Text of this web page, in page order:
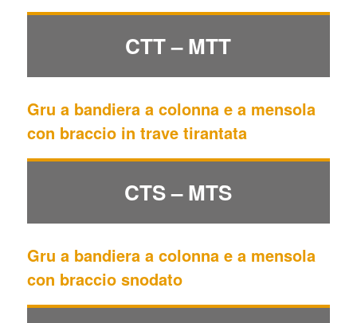
CTT – MTT
Gru a bandiera a colonna e a mensola
con braccio in trave tirantata
CTS – MTS
Gru a bandiera a colonna e a mensola
con braccio snodato